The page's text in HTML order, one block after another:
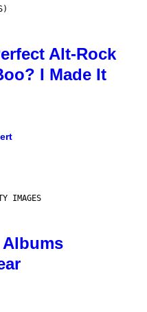
Alt-Rock
I Made It
IMAGES